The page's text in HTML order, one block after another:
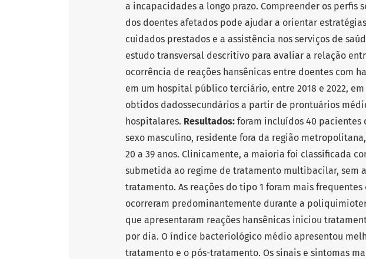
a incapacidades a longo prazo. Compreender os perfis
dos doentes afetados pode ajudar a orientar
cuidados prestados e a assistência nos serviços de
estudo transversal descritivo para avaliar a relação
ocorrência de reações hansênicas entre doentes com
em um hospital público terciário, entre 2018 e 2022, em
obtidos dadossecundários a partir de prontuários
hospitalares. Resultados: foram incluídos 40 pacientes
sexo masculino, residente fora da região
20 a 39 anos. Clinicamente, a maioria foi classificada
submetida ao regime de tratamento multibacilar, sem
tratamento. As reações do tipo 1 foram mais frequentes
ocorreram predominantemente durante a
que apresentaram reações hansênicas iniciou
por dia. O índice bacteriológico médio apresentou
tratamento e o pós-tratamento. Os sinais e sintomas